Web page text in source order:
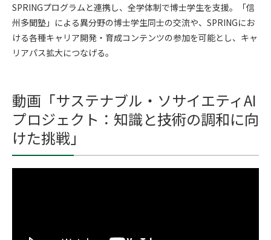
SPRINGプログラムと連携し、全学体制で博士学生を支援。「信
州多聞塾」による異分野の博士学生同士の交流や、SPRINGにお
ける各種キャリア開発・育成コンテンツの参加を可能とし、キャ
リアパス拡大につなげる。
動画「サステナブル・ソサイエティAI
プロジェクト：知識と技術の調和に向
けた挑戦」